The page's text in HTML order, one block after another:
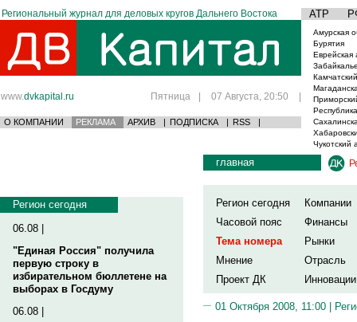
Региональный журнал для деловых кругов Дальнего Востока АТР
www.dvkapital.ru Пятница | 07 Августа, 20:50 |
О КОМПАНИИ РЕКЛАМА АРХИВ | ПОДПИСКА | RSS |
Амурская
Бурятия
Еврейская
Чукотский
Регион сегодня
06.08 |
"Единая Россия" получила
первую строку в
избирательном бюллетене на
выборах в Госдуму
06.08 |
главная
Регион сегодня
Компании
Часовой пояс
Финансы
Тема номера
Рынки
Мнение
Отрасль
Проект ДК
Инновации
01 Октября 2008, 11:00 |